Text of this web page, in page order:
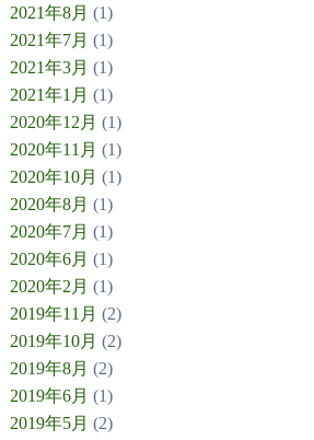
2021年8月 (1)
2021年7月 (1)
2021年3月 (1)
2021年1月 (1)
2020年12月 (1)
2020年11月 (1)
2020年10月 (1)
2020年8月 (1)
2020年7月 (1)
2020年6月 (1)
2020年2月 (1)
2019年11月 (2)
2019年10月 (2)
2019年8月 (2)
2019年6月 (1)
2019年5月 (2)